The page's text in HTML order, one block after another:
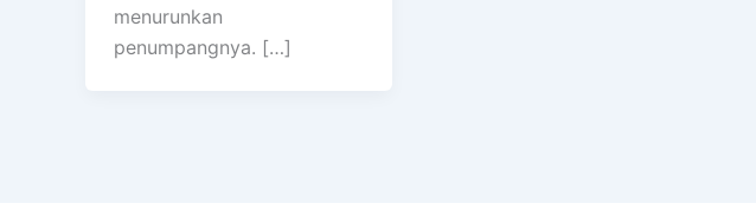
menurunkan
penumpangnya. […]